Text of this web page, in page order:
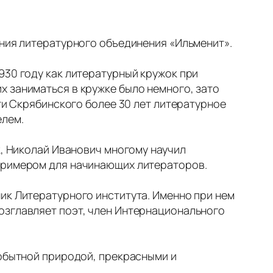
литературного объединения «Ильменит».
году как литературный кружок при
в кружке было немного, зато
Скрябинского более 30 лет литературное
Николай Иванович многому научил
для начинающих литераторов.
Литературного института. Именно при нем
поэт, член Интернационального
природой, прекрасными и